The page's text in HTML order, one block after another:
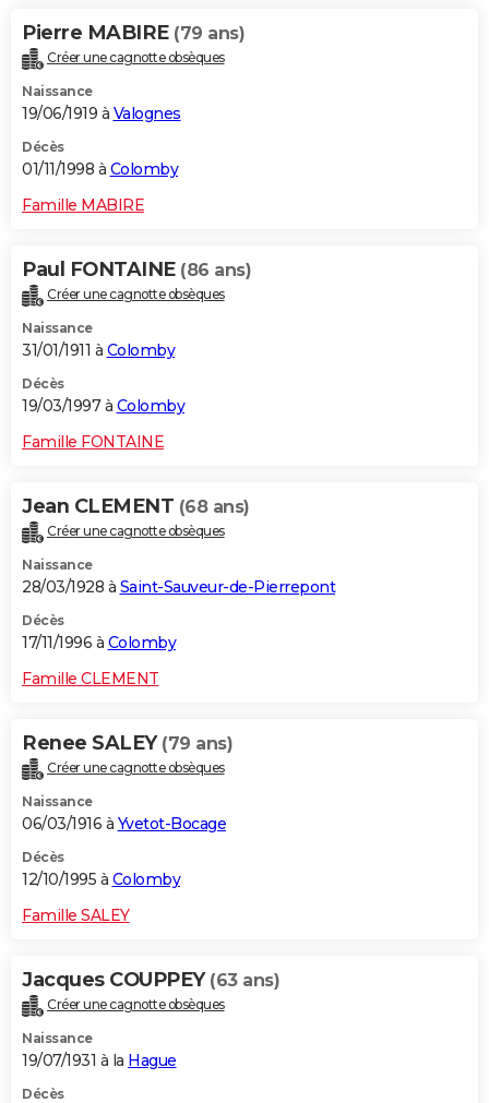
Pierre MABIRE (79 ans)
Créer une cagnotte obsèques
Naissance
19/06/1919 à Valognes
Décès
01/11/1998 à Colomby
Famille MABIRE
Paul FONTAINE (86 ans)
Créer une cagnotte obsèques
Naissance
31/01/1911 à Colomby
Décès
19/03/1997 à Colomby
Famille FONTAINE
Jean CLEMENT (68 ans)
Créer une cagnotte obsèques
Naissance
28/03/1928 à Saint-Sauveur-de-Pierrepont
Décès
17/11/1996 à Colomby
Famille CLEMENT
Renee SALEY (79 ans)
Créer une cagnotte obsèques
Naissance
06/03/1916 à Yvetot-Bocage
Décès
12/10/1995 à Colomby
Famille SALEY
Jacques COUPPEY (63 ans)
Créer une cagnotte obsèques
Naissance
19/07/1931 à la Hague
Décès